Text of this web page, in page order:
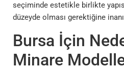
seçiminde estetikle birlikte
düzeyde olması gerektiğine
Bursa İçin
Minare